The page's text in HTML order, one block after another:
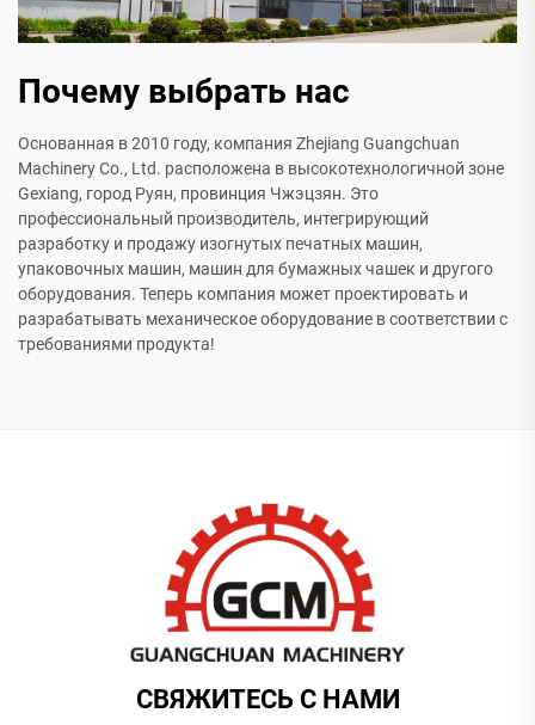
Почему выбрать нас
Основанная в 2010 году, компания Zhejiang Guangchuan
Machinery Co., Ltd. расположена в высокотехнологичной зоне
Gexiang, город Руян, провинция Чжэцзян. Это
профессиональный производитель, интегрирующий
разработку и продажу изогнутых печатных машин,
упаковочных машин, машин для бумажных чашек и другого
оборудования. Теперь компания может проектировать и
разрабатывать механическое оборудование в соответствии с
требованиями продукта!
СВЯЖИТЕСЬ С НАМИ